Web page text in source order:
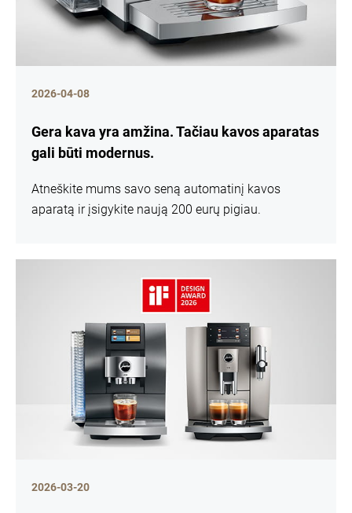
2026-04-08
Gera kava yra amžina. Tačiau kavos aparatas
gali būti modernus.
Atneškite mums savo seną automatinį kavos
aparatą ir įsigykite naują 200 eurų pigiau.
2026-03-20